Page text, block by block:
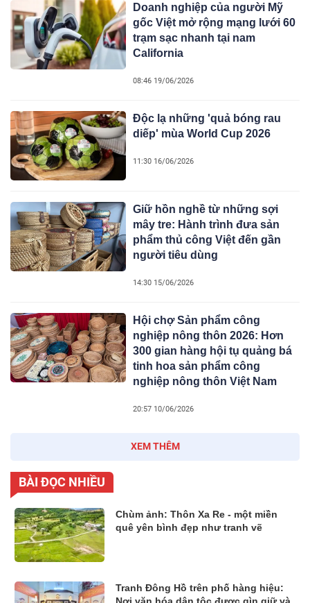
Doanh nghiệp của người Mỹ
gốc Việt mở rộng mạng lưới 60
trạm sạc nhanh tại nam
California
08:46 19/06/2026
Độc lạ những 'quả bóng rau
diếp' mùa World Cup 2026
11:30 16/06/2026
Giữ hồn nghề từ những sợi
mây tre: Hành trình đưa sản
phẩm thủ công Việt đến gần
người tiêu dùng
14:30 15/06/2026
Hội chợ Sản phẩm công
nghiệp nông thôn 2026: Hơn
300 gian hàng hội tụ quảng bá
tinh hoa sản phẩm công
nghiệp nông thôn Việt Nam
20:57 10/06/2026
XEM THÊM
BÀI ĐỌC NHIỀU
Chùm ảnh: Thôn Xa Re - một miền
quê yên bình đẹp như tranh vẽ
Tranh Đông Hồ trên phố hàng hiệu: